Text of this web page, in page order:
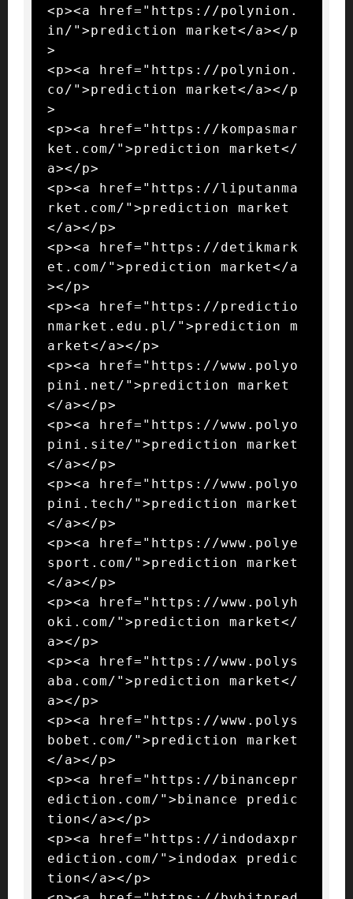
<p><a href="https://polynion.
in/">prediction market</a></p
>
<p><a href="https://polynion.
co/">prediction market</a></p
>
<p><a href="https://kompasmar
ket.com/">prediction market</
a></p>
<p><a href="https://liputanma
rket.com/">prediction market
</a></p>
<p><a href="https://detikmark
et.com/">prediction market</a
></p>
<p><a href="https://predictio
nmarket.edu.pl/">prediction m
arket</a></p>
<p><a href="https://www.polyo
pini.net/">prediction market
</a></p>
<p><a href="https://www.polyo
pini.site/">prediction market
</a></p>
<p><a href="https://www.polyo
pini.tech/">prediction market
</a></p>
<p><a href="https://www.polye
sport.com/">prediction market
</a></p>
<p><a href="https://www.polyh
oki.com/">prediction market</
a></p>
<p><a href="https://www.polys
aba.com/">prediction market</
a></p>
<p><a href="https://www.polys
bobet.com/">prediction market
</a></p>
<p><a href="https://binancepr
ediction.com/">binance predic
tion</a></p>
<p><a href="https://indodaxpr
ediction.com/">indodax predic
tion</a></p>